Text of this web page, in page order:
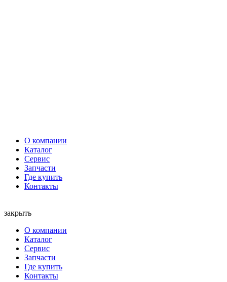
О компании
Каталог
Сервис
Запчасти
Где купить
Контакты
закрыть
О компании
Каталог
Сервис
Запчасти
Где купить
Контакты